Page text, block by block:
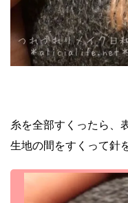
糸を全部すくったら、
生地の間をすくって針